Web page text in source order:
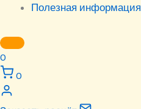
Полезная информация
0
0